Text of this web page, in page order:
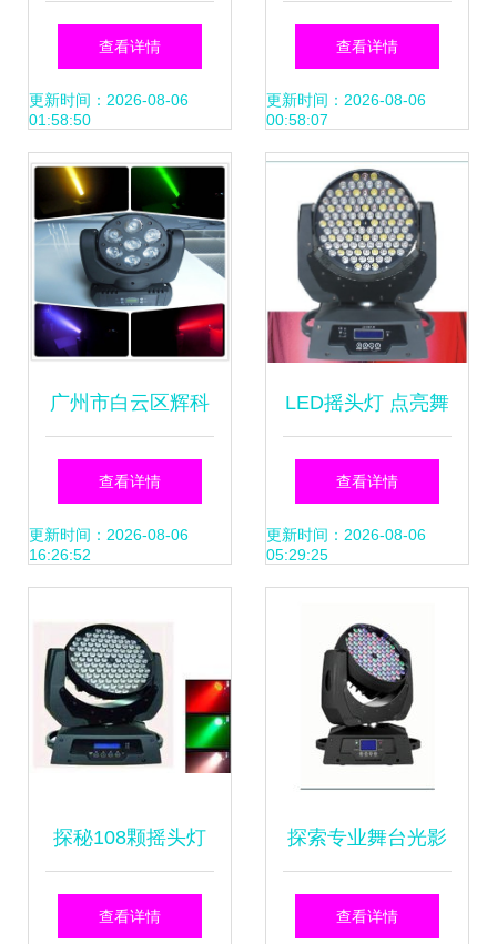
查看详情
更新时间：2026-08-06
01:58:50
郦280W图案光束
摇头灯，租赁用户
的最佳投资选择
查看详情
更新时间：2026-08-06
00:58:07
广州市白云区辉科
灯光设备厂 4合1摇
头灯7*10w光束系
查看详情
更新时间：2026-08-06
16:26:52
LED摇头灯 点亮舞
台的璀璨之光——
广州顺博舞台灯光
查看详情
更新时间：2026-08-06
05:29:25
探秘108颗摇头灯
价格、批发与厂家
查看详情
探索专业舞台光影
的秘密 盛世飞扬
查看详情